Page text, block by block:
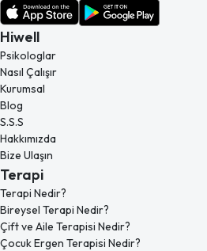
Hiwell
Psikologlar
Nasıl Çalışır
Kurumsal
Blog
S.S.S
Hakkımızda
Bize Ulaşın
Terapi
Terapi Nedir?
Bireysel Terapi Nedir?
Çift ve Aile Terapisi Nedir?
Çocuk Ergen Terapisi Nedir?